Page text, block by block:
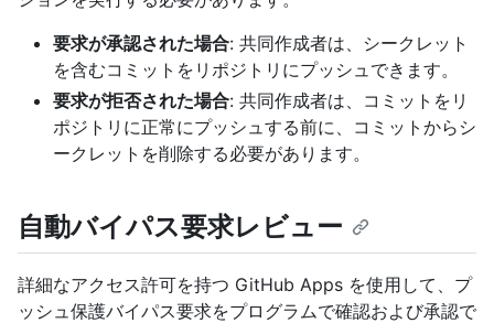
要求が承認された場合: 共同作成者は、シークレット
を含むコミットをリポジトリにプッシュできます。
要求が拒否された場合: 共同作成者は、コミットをリ
ポジトリに正常にプッシュする前に、コミットからシ
ークレットを削除する必要があります。
自動バイパス要求レビュー
詳細なアクセス許可を持つ GitHub Apps を使用して、プ
ッシュ保護バイパス要求をプログラムで確認および承認で